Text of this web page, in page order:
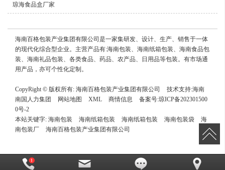
琼海食品盒厂家
海南百格包装产业集团有限公司是一家集研发、设计、生产、销售于一体
的现代化综合型企业。主营产品有:海南包装、海南纸箱包装、海南食品包
装、海南礼品包装、各类食品、药品、农产品、日用品等包装。有市场通
用产品，亦可个性化定制。
CopyRight © 版权所有: 海南百格包装产业集团有限公司 技术支持:海南
南国人力集团
网站地图 XML 商情信息 备案号:琼ICP备202301500
0号-2
本站关键字: 海南包装 海南纸箱包装 海南纸箱包装 海南包装袋
海
南包装厂
海南百格包装产业集团有限公司